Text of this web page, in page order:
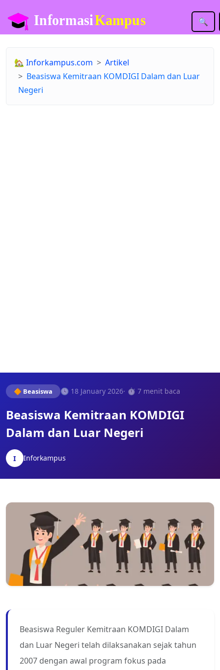
🔍
🏡 Inforkampus.com
Artikel
Beasiswa Kemitraan KOMDIGI Dalam dan Luar
Negeri
🔶 Beasiswa 🕓 18 January 2026· ⏱️ 7 menit baca
Beasiswa Kemitraan KOMDIGI
Dalam dan Luar Negeri
I Inforkampus
Beasiswa Reguler Kemitraan KOMDIGI Dalam
dan Luar Negeri telah dilaksanakan sejak tahun
2007 dengan awal program fokus pada